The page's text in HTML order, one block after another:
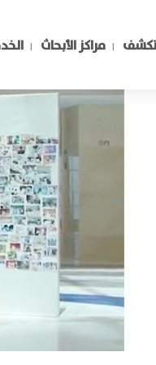
مراكز الأبحاث